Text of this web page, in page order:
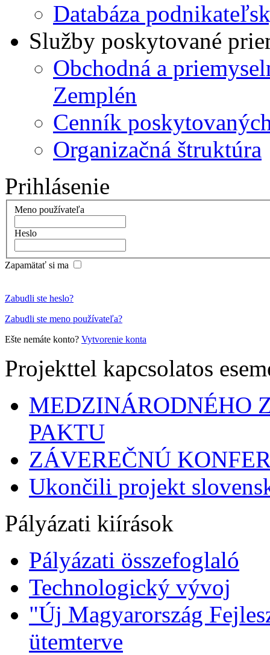
Databáza
Služby poskytované
Obchodná a
Zemplén
Cenník
Organizačná štruktúra
Prihlásenie
Meno používateľa
Heslo
Zapamätať si ma
Zabudli ste heslo?
Zabudli ste meno používateľa?
Ešte nemáte konto? Vytvorenie konta
Projekttel kapcsolatos
MEDZINÁRODNÉHO
PAKTU
ZÁVEREČNÚ
Ukončili projekt
Pályázati kiírások
Pályázati összefoglaló
Technologický vývoj
"Új Magyarország
ütemterve